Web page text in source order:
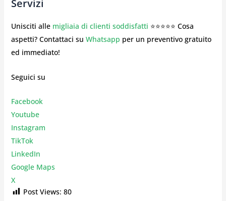
Servizi
Unisciti alle migliaia di clienti soddisfatti ⭐⭐⭐⭐⭐ Cosa
aspetti? Contattaci su Whatsapp per un preventivo gratuito
ed immediato!
Seguici su
Facebook
Youtube
Instagram
TikTok
LinkedIn
Google Maps
X
Post Views: 80